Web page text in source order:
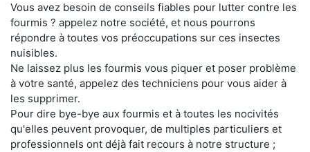
Vous avez besoin de conseils fiables pour lutter contre les
fourmis ? appelez notre société, et nous pourrons
répondre à toutes vos préoccupations sur ces insectes
nuisibles.
Ne laissez plus les fourmis vous piquer et poser problème
à votre santé, appelez des techniciens pour vous aider à
les supprimer.
Pour dire bye-bye aux fourmis et à toutes les nocivités
qu'elles peuvent provoquer, de multiples particuliers et
professionnels ont déjà fait recours à notre structure ;